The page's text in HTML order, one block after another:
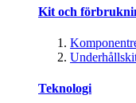
Kit och
Teknologi